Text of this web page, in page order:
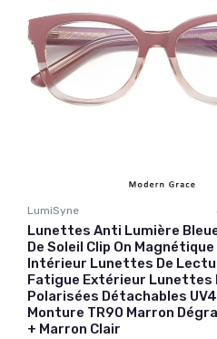
LumiSyne
Lunettes Anti Lumière
De Soleil Clip On
Intérieur Lunettes De
Fatigue Extérieur Lunettes
Polarisées Détachables
Monture TR90 Marron
+ Marron Clair